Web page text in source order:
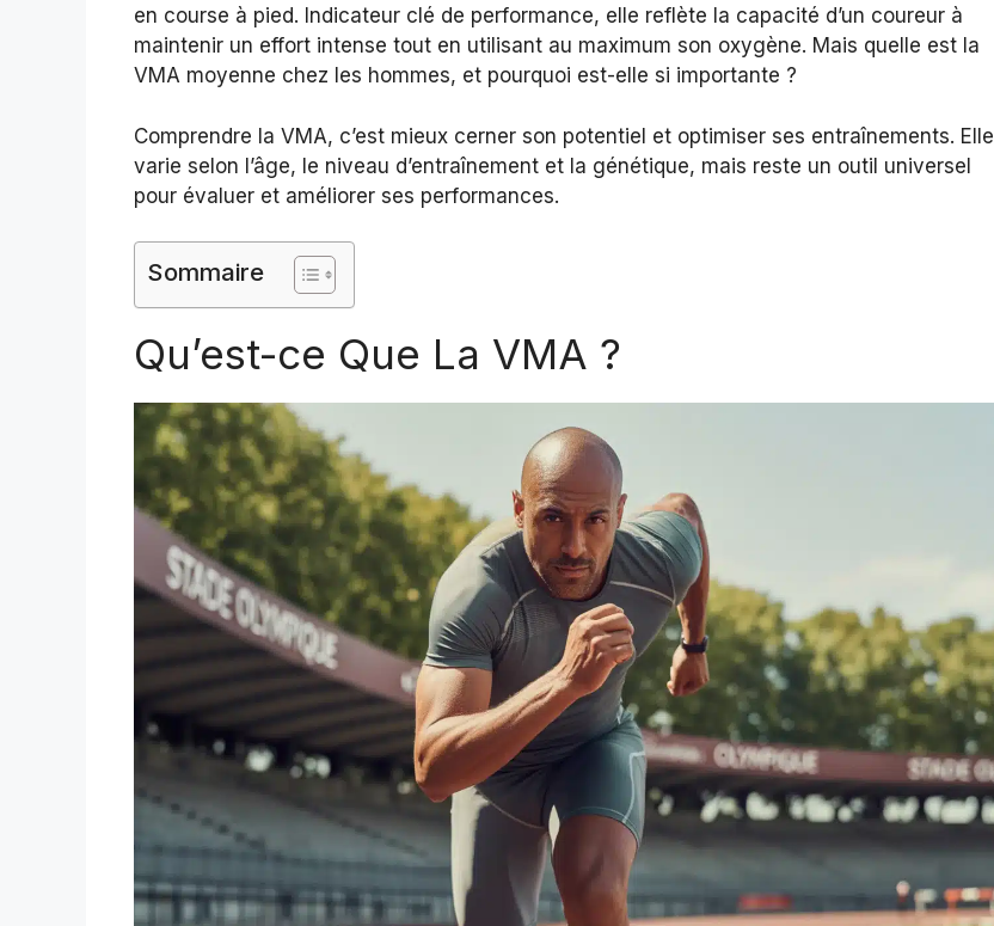
en course à pied. Indicateur clé de performance, elle reflète la capacité d’un coureur à
maintenir un effort intense tout en utilisant au maximum son oxygène. Mais quelle est la
VMA moyenne chez les hommes, et pourquoi est-elle si importante ?
Comprendre la VMA, c’est mieux cerner son potentiel et optimiser ses entraînements. Elle
varie selon l’âge, le niveau d’entraînement et la génétique, mais reste un outil universel
pour évaluer et améliorer ses performances.
Sommaire
Qu’est-ce Que La VMA ?